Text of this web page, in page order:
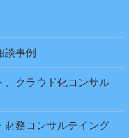
談事例
、クラウド化コンサル
財務コンサルテイング